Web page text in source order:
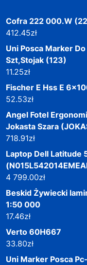
Cofra 222 000.W
412.45zł
Uni Posca Marker
Szt,Stojak (123)
11.25zł
Fischer E Hss E
52.53zł
Angel Fotel
Jokasta Szara
718.91zł
Laptop Dell Latitude
4 799.00zł
Beskid Żywiecki
1:50 000
17.46zł
Verto 60H667
33.80zł
Uni Marker Posca